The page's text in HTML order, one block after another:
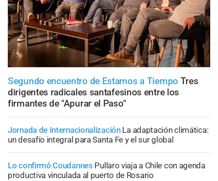
Segundo encuentro de Estamos a Tiempo Tres
dirigentes radicales santafesinos entre los
firmantes de "Apurar el Paso"
Jornada de Internacionalización La adaptación climática:
un desafío integral para Santa Fe y el sur global
Lo confirmó Coudannes Pullaro viaja a Chile con agenda
productiva vinculada al puerto de Rosario